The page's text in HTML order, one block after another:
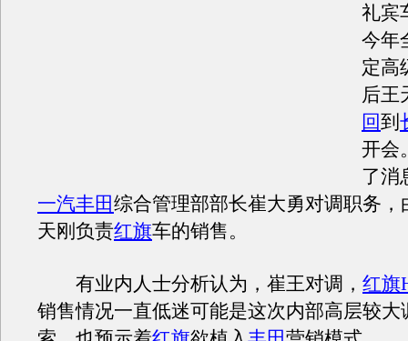
礼宾
今年
定高
后王
回到
开会
了消
一汽丰田综合管理部部长崔大勇对调职务，
天刚负责红旗车的销售。
有业内人士分析认为，崔王对调， 红旗
销售情况一直低迷可能是这次内部高层较大